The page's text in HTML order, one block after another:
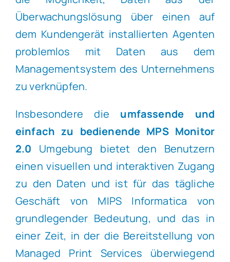
Überwachungslösung über einen auf
dem Kundengerät installierten Agenten
problemlos mit Daten aus dem
Managementsystem des Unternehmens
zu verknüpfen.
Insbesondere die umfassende und
einfach zu bedienende MPS Monitor
2.0 Umgebung bietet den Benutzern
einen visuellen und interaktiven Zugang
zu den Daten und ist für das tägliche
Geschäft von MIPS Informatica von
grundlegender Bedeutung, und das in
einer Zeit, in der die Bereitstellung von
Managed Print Services überwiegend